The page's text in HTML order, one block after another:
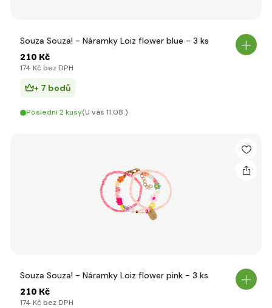
Souza Souza! - Náramky Loiz flower blue - 3 ks
210 Kč
174 Kč bez DPH
+ 7 bodů
Poslední 2 kusy(U vás 11.08.)
Souza Souza! - Náramky Loiz flower pink - 3 ks
210 Kč
174 Kč bez DPH